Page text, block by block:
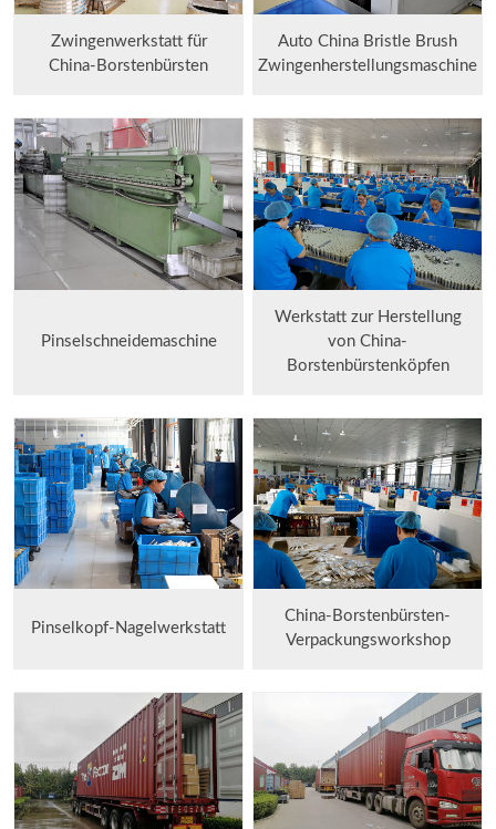
Zwingenwerkstatt für
China-Borstenbürsten
Auto China Bristle Brush
Zwingenherstellungsmaschine
Pinselschneidemaschine
Werkstatt zur Herstellung
von China-
Borstenbürstenköpfen
Pinselkopf-Nagelwerkstatt
China-Borstenbürsten-
Verpackungsworkshop